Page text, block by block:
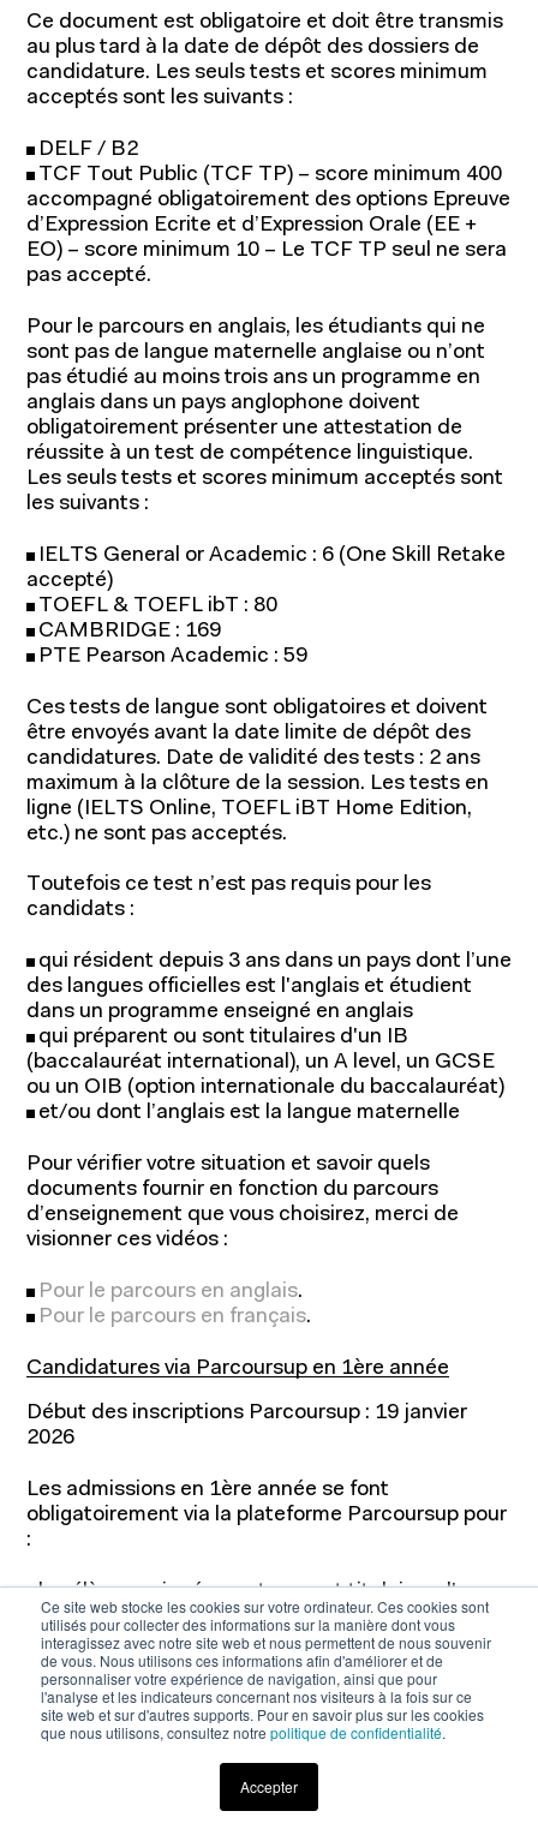
Ce site web stocke les cookies sur votre ordinateur. Ces cookies sont
utilisés pour collecter des informations sur la manière dont vous
interagissez avec notre site web et nous permettent de nous souvenir
de vous. Nous utilisons ces informations afin d'améliorer et de
personnaliser votre expérience de navigation, ainsi que pour
l'analyse et les indicateurs concernant nos visiteurs à la fois sur ce
site web et sur d'autres supports. Pour en savoir plus sur les cookies
que nous utilisons, consultez notre politique de confidentialité.
Accepter
Téléchargez la brochure
Ce document est obligatoire et doit être transmis
au plus tard à la date de dépôt des dossiers de
candidature. Les seuls tests et scores minimum
acceptés sont les suivants :
DELF / B2
TCF Tout Public (TCF TP) – score minimum 400
accompagné obligatoirement des options Epreuve
d’Expression Ecrite et d’Expression Orale (EE +
EO) – score minimum 10 – Le TCF TP seul ne sera
pas accepté.
Pour le parcours en anglais, les étudiants qui ne
sont pas de langue maternelle anglaise ou n’ont
pas étudié au moins trois ans un programme en
anglais dans un pays anglophone doivent
obligatoirement présenter une attestation de
réussite à un test de compétence linguistique.
Les seuls tests et scores minimum acceptés sont
les suivants :
IELTS General or Academic : 6 (One Skill Retake
accepté)
TOEFL & TOEFL ibT : 80
CAMBRIDGE : 169
PTE Pearson Academic : 59
Ces tests de langue sont obligatoires et doivent
être envoyés avant la date limite de dépôt des
candidatures. Date de validité des tests : 2 ans
maximum à la clôture de la session. Les tests en
ligne (IELTS Online, TOEFL iBT Home Edition,
etc.) ne sont pas acceptés.
Toutefois ce test n’est pas requis pour les
candidats :
qui résident depuis 3 ans dans un pays dont l’une
des langues officielles est l'anglais et étudient
dans un programme enseigné en anglais
qui préparent ou sont titulaires d'un IB
(baccalauréat international), un A level, un GCSE
ou un OIB (option internationale du baccalauréat)
et/ou dont l’anglais est la langue maternelle
Pour vérifier votre situation et savoir quels
documents fournir en fonction du parcours
d’enseignement que vous choisirez, merci de
visionner ces vidéos :
Pour le parcours en anglais.
Pour le parcours en français.
Candidatures via Parcoursup en 1ère année
Début des inscriptions Parcoursup : 19 janvier
2026
Les admissions en 1ère année se font
obligatoirement via la plateforme Parcoursup pour
:
les élèves qui préparent ou sont titulaires d'un
diplôme français (CAP, BP, Baccalauréat, BTS,
etc)
les élèves des sections binationales (Abibac,
Bachibac, Esabac)
les étudiants (français et internationaux) ayant
commencé des études dans un établissement
d'enseignement supérieur français (classes
préparatoires incluses) ou dans un établissement